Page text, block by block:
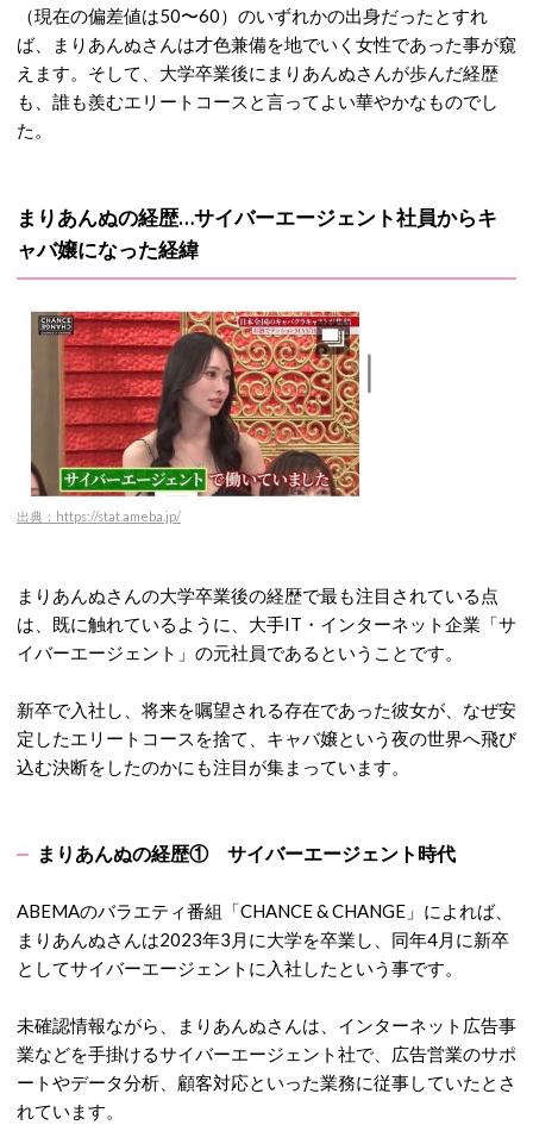
（現在の偏差値は50〜60）のいずれかの出身だったとすれ
ば、まりあんぬさんは才色兼備を地でいく女性であった事が窺
えます。そして、大学卒業後にまりあんぬさんが歩んだ経歴
も、誰も羨むエリートコースと言ってよい華やかなものでし
た。
まりあんぬの経歴…サイバーエージェント社員からキ
ャバ嬢になった経緯
出典：https://stat.ameba.jp/
まりあんぬさんの大学卒業後の経歴で最も注目されている点
は、既に触れているように、 大手IT・インターネット企業「サ
イバーエージェント」の元社員であるということです。
新卒で入社し、将来を嘱望される存在であった彼女が、なぜ安
定したエリートコースを捨て、キャバ嬢という夜の世界へ飛び
込む決断をしたのかにも注目が集まっています。
まりあんぬの経歴① サイバーエージェント時代
ABEMAのバラエティ番組「CHANCE & CHANGE」によれば、
まりあんぬさんは2023年3月に大学を卒業し、同年4月に新卒
としてサイバーエージェントに入社したという事です。
未確認情報ながら、まりあんぬさんは、 インターネット広告事
業などを手掛けるサイバーエージェント社で、広告営業のサポ
ートやデータ分析、顧客対応といった業務に従事していたとさ
れています。